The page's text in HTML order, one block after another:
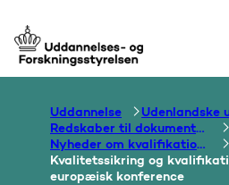
Gå til forsiden
Uddannelse
Redskaber til dokumentation af uddannelser og kompetencer
Nyheder om kvalifikationsrammer
Kvalitetssikring og
europæisk konference